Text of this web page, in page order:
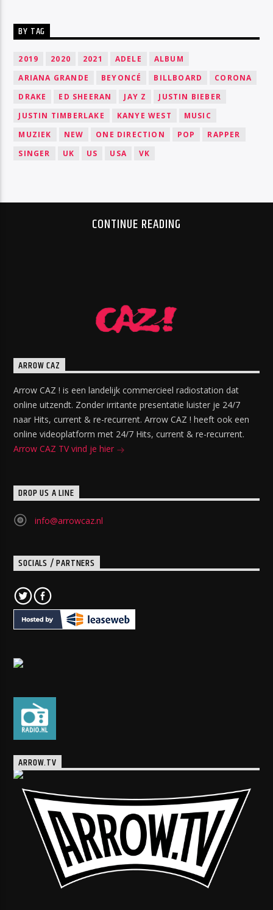
BY TAG
2019 2020 2021 ADELE
ALBUM
ARIANA GRANDE
BEYONCÉ BILLBOARD
CORONA
DRAKE
ED SHEERAN JAY Z
JUSTIN BIEBER
JUSTIN TIMBERLAKE
KANYE WEST
MUSIC
MUZIEK
NEW ONE DIRECTION POP
RAPPER
SINGER
UK US USA VK
CONTINUE READING
ARROW CAZ
Arrow CAZ ! is een landelijk commercieel radiostation dat
online uitzendt. Zonder irritante presentatie luister je 24/7
naar Hits, current & re-recurrent. Arrow CAZ ! heeft ook een
online videoplatform met 24/7 Hits, current & re-recurrent.
Arrow CAZ TV vind je hier
DROP US A LINE
info@arrowcaz.nl
SOCIALS / PARTNERS
ARROW.TV